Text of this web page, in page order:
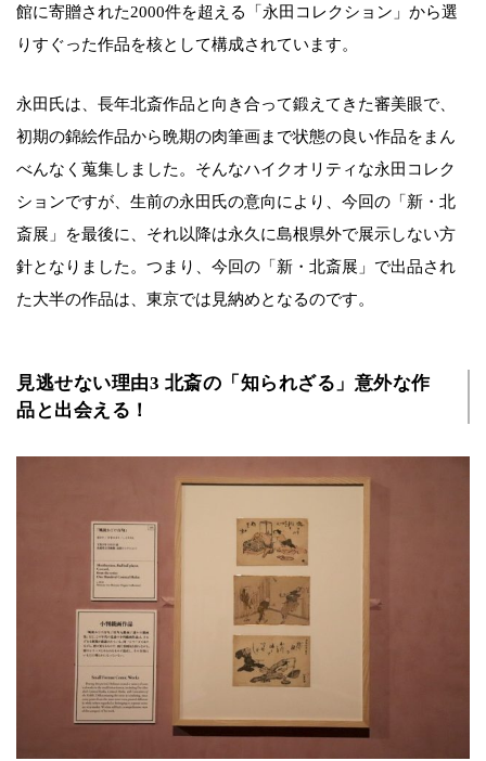
館に寄贈された2000件を超える「永田コレクション」から選
りすぐった作品を核として構成されています。
永田氏は、長年北斎作品と向き合って鍛えてきた審美眼で、
初期の錦絵作品から晩期の肉筆画まで状態の良い作品をまん
べんなく蒐集しました。そんなハイクオリティな永田コレク
ションですが、生前の永田氏の意向により、今回の「新・北
斎展」を最後に、それ以降は永久に島根県外で展示しない方
針となりました。つまり、今回の「新・北斎展」で出品され
た大半の作品は、東京では見納めとなるのです。
見逃せない理由3 北斎の「知られざる」意外な作
品と出会える！